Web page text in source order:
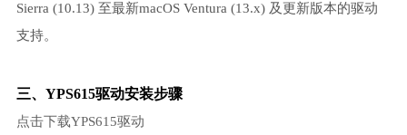
Sierra (10.13) 至最新macOS Ventura (13.x) 及更新版本的驱动
支持。
三、YPS615驱动安装步骤
点击下载YPS615驱动